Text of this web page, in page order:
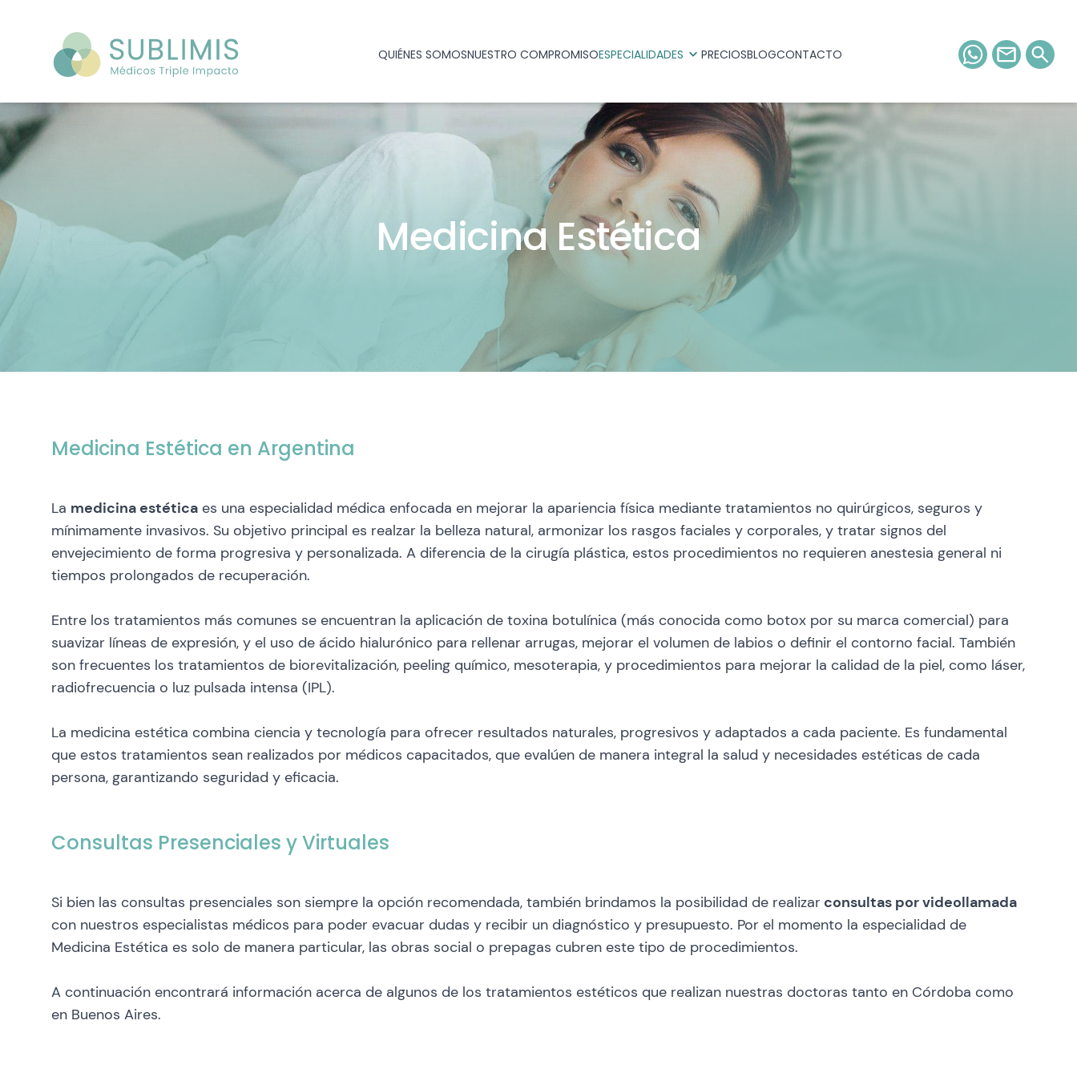
QUIÉNES SOMOSNUESTRO COMPROMISOESPECIALIDADES PRECIOSBLOGCONTACTO
Medicina Estética
Medicina Estética en Argentina
La medicina estética es una especialidad médica enfocada en mejorar la apariencia física mediante tratamientos no quirúrgicos, seguros y
mínimamente invasivos. Su objetivo principal es realzar la belleza natural, armonizar los rasgos faciales y corporales, y tratar signos del
envejecimiento de forma progresiva y personalizada. A diferencia de la cirugía plástica, estos procedimientos no requieren anestesia general ni
tiempos prolongados de recuperación.
Entre los tratamientos más comunes se encuentran la aplicación de toxina botulínica (más conocida como botox por su marca comercial) para
suavizar líneas de expresión, y el uso de ácido hialurónico para rellenar arrugas, mejorar el volumen de labios o definir el contorno facial. También
son frecuentes los tratamientos de biorevitalización, peeling químico, mesoterapia, y procedimientos para mejorar la calidad de la piel, como láser,
radiofrecuencia o luz pulsada intensa (IPL).
La medicina estética combina ciencia y tecnología para ofrecer resultados naturales, progresivos y adaptados a cada paciente. Es fundamental
que estos tratamientos sean realizados por médicos capacitados, que evalúen de manera integral la salud y necesidades estéticas de cada
persona, garantizando seguridad y eficacia.
Consultas Presenciales y Virtuales
Si bien las consultas presenciales son siempre la opción recomendada, también brindamos la posibilidad de realizar consultas por videollamada
con nuestros especialistas médicos para poder evacuar dudas y recibir un diagnóstico y presupuesto. Por el momento la especialidad de
Medicina Estética es solo de manera particular, las obras social o prepagas cubren este tipo de procedimientos.
A continuación encontrará información acerca de algunos de los tratamientos estéticos que realizan nuestras doctoras tanto en Córdoba como
en Buenos Aires.